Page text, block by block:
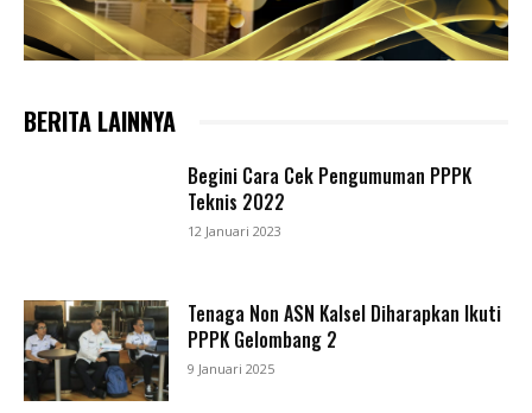
BERITA LAINNYA
Begini Cara Cek Pengumuman PPPK
Teknis 2022
12 Januari 2023
Tenaga Non ASN Kalsel Diharapkan Ikuti
PPPK Gelombang 2
9 Januari 2025